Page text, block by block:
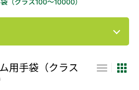
事業分野
カタログ
（クラス100～10000）
用手袋（クラス